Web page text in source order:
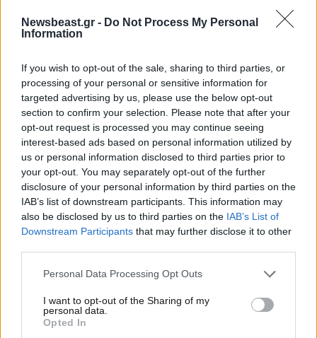
Newsbeast.gr - Do Not Process My Personal
Information
If you wish to opt-out of the sale, sharing to third parties, or
processing of your personal or sensitive information for
targeted advertising by us, please use the below opt-out
section to confirm your selection. Please note that after your
opt-out request is processed you may continue seeing
interest-based ads based on personal information utilized by
us or personal information disclosed to third parties prior to
your opt-out. You may separately opt-out of the further
disclosure of your personal information by third parties on the
IAB’s list of downstream participants. This information may
also be disclosed by us to third parties on the IAB’s List of
Downstream Participants that may further disclose it to other
Please note that this website/app uses one or more Google
not limited to your visit or usage behaviour. You may click to
grant or deny consent to Google and its third-party tags to
use your data for below specified purposes in below Google
Personal Data Processing Opt Outs
I want to opt-out of the Sharing of my
personal data.
Opted In
πανδημία;Αλήθεια;; Δεν πιανει πια το ψεμα αυτό και το
εχουν καταλαβει και αυτοί που σας πιστεψαν.
Απαντήστε 0